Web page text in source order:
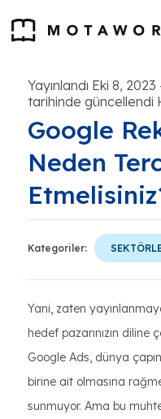
Yayınlandı Eki 8, 2023
tarihinde güncellendi
Google
Neden
Kategoriler:
Yani, zaten
hedef pazarınızın diline
Google Ads, dünya
birine ait olmasına
sunmuyor. Ama bu